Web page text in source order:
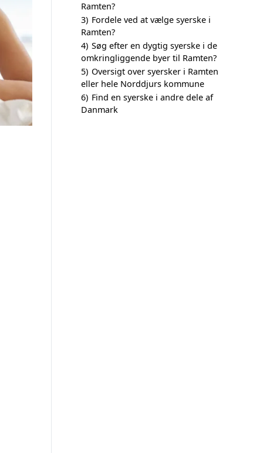
Ramten?
3) Fordele ved at vælge syerske i
Ramten?
4) Søg efter en dygtig syerske i de
omkringliggende byer til Ramten?
5) Oversigt over syersker i Ramten
eller hele Norddjurs kommune
6) Find en syerske i andre dele af
Danmark